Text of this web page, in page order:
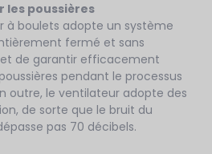
les poussières
à boulets adopte un système
fermé et sans
de garantir efficacement
pendant le processus
outre, le ventilateur adopte des
de sorte que le bruit du
pas 70 décibels.